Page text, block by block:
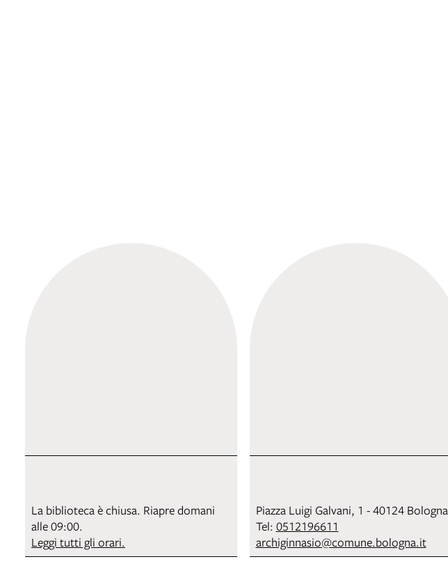
La biblioteca è chiusa. Riapre domani
alle 09:00.
Leggi tutti gli orari.
Piazza Luigi Galvani, 1 - 40124 Bologna
Tel: 0512196611
archiginnasio@comune.bologna.it